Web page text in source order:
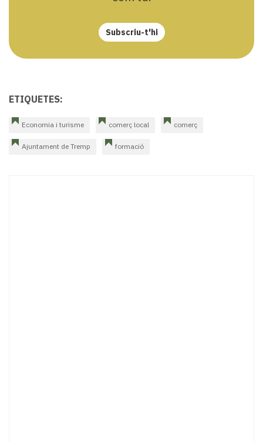
Subscriu-t'hi
ETIQUETES:
Economia i turisme comerç local comerç
Ajuntament de Tremp formació